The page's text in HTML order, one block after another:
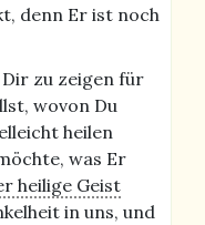
denn Er ist noch
zu zeigen für
wovon Du
heilen
was Er
heilige Geist
in uns, und